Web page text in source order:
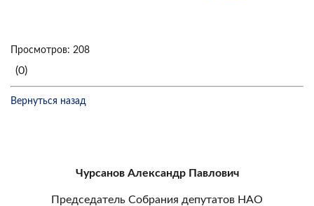
Просмотров: 208
(0)
Вернуться назад
Чурсанов Александр Павлович
Председатель Собрания депутатов НАО